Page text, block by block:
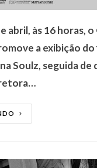
abril, às 16 horas,
a exibição do
Soulz, seguida de